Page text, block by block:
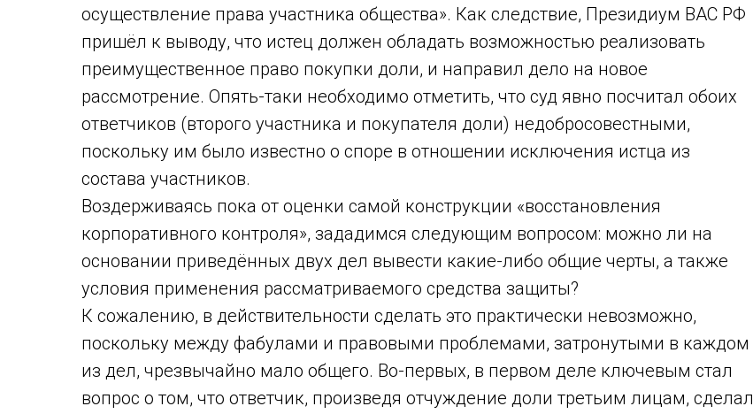
осуществление права участника общества». Как следствие, Президиум ВАС РФ
пришёл к выводу, что истец должен обладать возможностью реализовать
преимущественное право покупки доли, и направил дело на новое
рассмотрение. Опять-таки необходимо отметить, что суд явно посчитал обоих
ответчиков (второго участника и покупателя доли) недобросовестными,
поскольку им было известно о споре в отношении исключения истца из
состава участников.
Воздерживаясь пока от оценки самой конструкции «восстановления
корпоративного контроля», зададимся следующим вопросом: можно ли на
основании приведённых двух дел вывести какие-либо общие черты, а также
условия применения рассматриваемого средства защиты?
К сожалению, в действительности сделать это практически невозможно,
поскольку между фабулами и правовыми проблемами, затронутыми в каждом
из дел, чрезвычайно мало общего. Во-первых, в первом деле ключевым стал
вопрос о том, что ответчик, произведя отчуждение доли третьим лицам, сделал